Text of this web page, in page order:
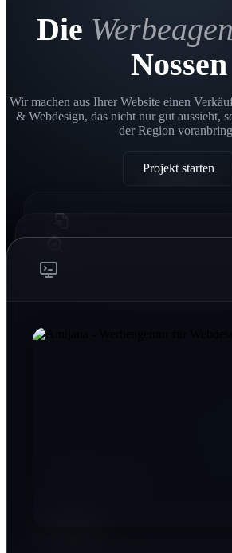
Die
Nossen
Wir machen aus Ihrer Website einen
& Webdesign, das nicht nur gut aussieht,
der Region
Projekt starten